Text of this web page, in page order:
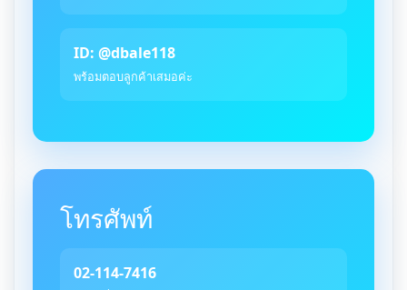
ID: @dbale118
พร้อมตอบลูกค้าเสมอค่ะ
โทรศัพท์
02-114-7416